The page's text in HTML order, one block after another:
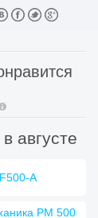
августе
A
РМ 500